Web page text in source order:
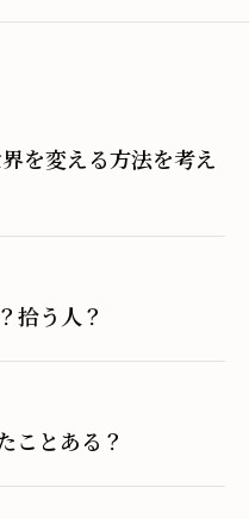
を変える方法を考え
拾う人？
ことある？